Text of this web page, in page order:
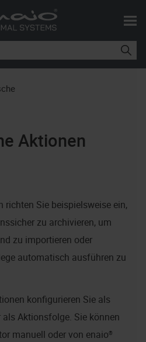
Main Content
Aktionen
Sie beispielsweise ein,
zu archivieren, um
zu importieren oder
automatisch ausführen zu
konfigurieren Sie als
Aktionsfolge. Sie können
manuell oder von enaio®